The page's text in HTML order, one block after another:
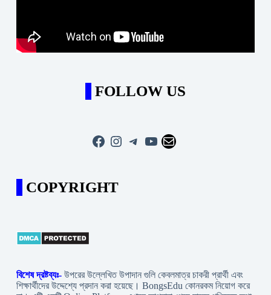
FOLLOW US
Facebook
Instagram
Telegram
YouTube
Mail
COPYRIGHT
বিশেষ দ্রষ্টব্যঃ- উপরের উল্লেখিত উপাদান গুলি কেবলমাত্র চাকরী প্রার্থী এবং
শিক্ষার্থীদের উদ্দেশ্যে প্রদান করা হয়েছে। BongsEdu কোনরকম নিয়োগ করে